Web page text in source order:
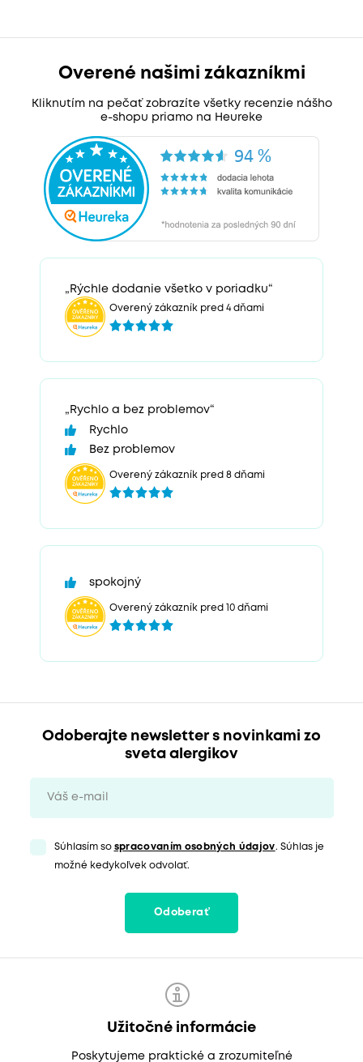
Overené našimi zákazníkmi
Kliknutím na pečať zobrazíte všetky recenzie nášho
e-shopu priamo na Heureke
„Rýchle dodanie všetko v poriadku“
Overený zákazník pred 4 dňami
„Rychlo a bez problemov“
Rychlo
Bez problemov
Overený zákazník pred 8 dňami
spokojný
Overený zákazník pred 10 dňami
Odoberajte newsletter s novinkami zo
sveta alergikov
Súhlasím so spracovaním osobných údajov. Súhlas je
možné kedykoľvek odvolať.
Odoberať
Užitočné informácie
Poskytujeme praktické a zrozumiteľné